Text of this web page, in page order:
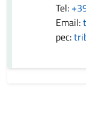
Tel:
Email:
pec: